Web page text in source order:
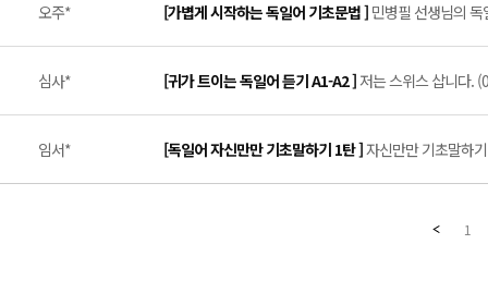
오주* [가볍게 시작하는 독일어 기초문법 ] 민병필 선생님의
심사* [귀가 트이는 독일어 듣기 A1-A2 ]저는 스위스 삽니다.
임서* [독일어 자신만만 기초말하기 1탄 ]자신만만 기초말하
1